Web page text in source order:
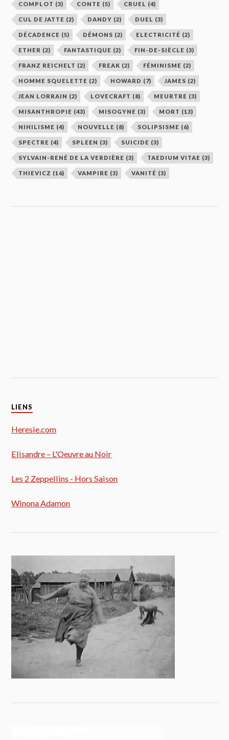
COMPLOT (3) CONTE (5) CRUEL (4)
CUL DE JATTE (2) DANDY (2) DUEL (3)
DÉCADENCE (5) DÉMONS (2) ELECTRICITÉ (2)
ETHER (2) FANTASTIQUE (2) FIN-DE-SIÈCLE (3)
FRANZ REICHELT (2) FREAK (2) FÉMINISME (2)
HOMME SQUELETTE (2) HOWARD (7) JAMES (2)
JEAN LORRAIN (2) LOVECRAFT (8) MEURTRE (3)
MISANTHROPIE (43) MISOGYNE (3) MORT (13)
NIHILISME (4) NOUVELLE (8) SOLIPSISME (6)
SPECTRE (4) SPLEEN (3) SUICIDE (3)
SYLVAIN-RENÉ DE LA VERDIÈRE (3) TAEDIUM VITAE (3)
THIEVICZ (16) VAMPIRE (3) VANITÉ (3)
LIENS
Heresie.com
Elisandre – L'Oeuvre au Noir
Les 2 Zeppellins - Hors Saison
Winona Adamon